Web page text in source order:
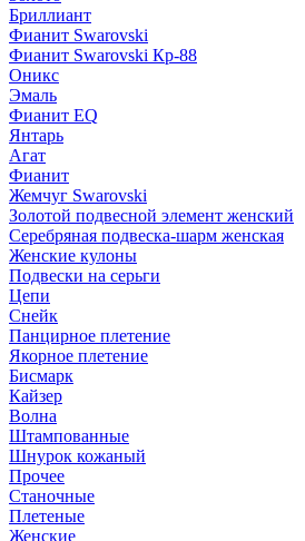
Бриллиант
Фианит Swarovski
Фианит Swarovski Кр-88
Оникс
Эмаль
Фианит EQ
Янтарь
Агат
Фианит
Жемчуг Swarovski
Золотой подвесной элемент женcкий
Серебряная подвеска-шарм женская
Женские кулоны
Подвески на серьги
Цепи
Снейк
Панцирное плетение
Якорное плетение
Бисмарк
Кайзер
Волна
Штампованные
Шнурок кожаный
Прочее
Станочные
Плетеные
Женские